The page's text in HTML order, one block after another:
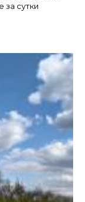
за сутки